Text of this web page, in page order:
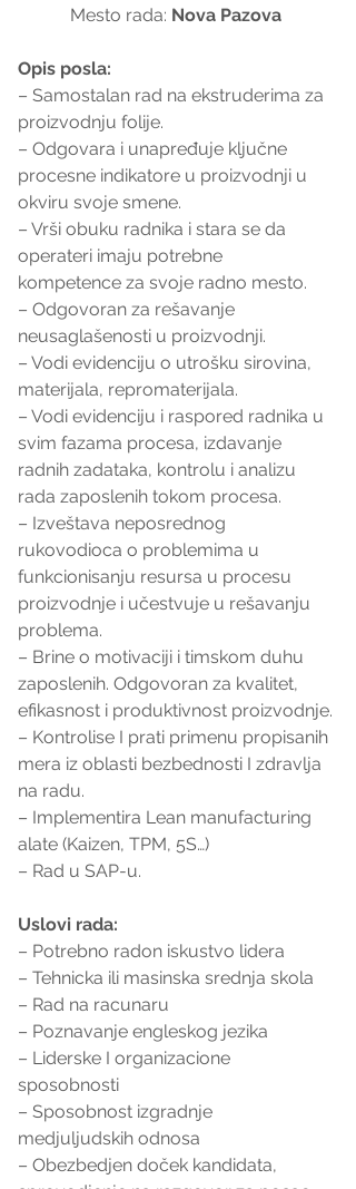
Mesto rada: Nova Pazova
Opis posla:
– Samostalan rad na ekstruderima za
proizvodnju folije.
– Odgovara i unapređuje ključne
procesne indikatore u proizvodnji u
okviru svoje smene.
– Vrši obuku radnika i stara se da
operateri imaju potrebne
kompetence za svoje radno mesto.
– Odgovoran za rešavanje
neusaglašenosti u proizvodnji.
– Vodi evidenciju o utrošku sirovina,
materijala, repromaterijala.
– Vodi evidenciju i raspored radnika u
svim fazama procesa, izdavanje
radnih zadataka, kontrolu i analizu
rada zaposlenih tokom procesa.
– Izveštava neposrednog
rukovodioca o problemima u
funkcionisanju resursa u procesu
proizvodnje i učestvuje u rešavanju
problema.
– Brine o motivaciji i timskom duhu
zaposlenih. Odgovoran za kvalitet,
efikasnost i produktivnost proizvodnje.
– Kontrolise I prati primenu propisanih
mera iz oblasti bezbednosti I zdravlja
na radu.
– Implementira Lean manufacturing
alate (Kaizen, TPM, 5S…)
– Rad u SAP-u.
Uslovi rada:
– Potrebno radon iskustvo lidera
– Tehnicka ili masinska srednja skola
– Rad na racunaru
– Poznavanje engleskog jezika
– Liderske I organizacione
sposobnosti
– Sposobnost izgradnje
medjuljudskih odnosa
– Obezbedjen doček kandidata,